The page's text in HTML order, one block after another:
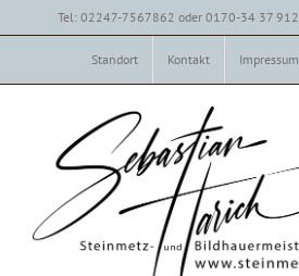
Tel: 02247-7567862 oder 0170-34 37 912
Standort Kontakt Impressum